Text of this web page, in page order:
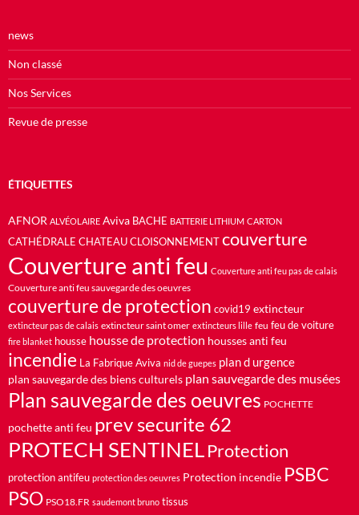
news
Non classé
Nos Services
Revue de presse
ÉTIQUETTES
AFNOR ALVÉOLAIRE Aviva BACHE BATTERIE LITHIUM CARTON
CATHÉDRALE CHATEAU CLOISONNEMENT couverture
Couverture anti feu Couverture anti feu pas de calais
Couverture anti feu sauvegarde des oeuvres
couverture de protection covid19 extincteur
extincteur pas de calais extincteur saint omer extincteurs lille feu feu de voiture
fire blanket housse housse de protection housses anti feu
incendie La Fabrique Aviva nid de guepes plan d urgence
plan sauvegarde des biens culturels plan sauvegarde des musées
Plan sauvegarde des oeuvres POCHETTE
pochette anti feu prev securite 62
PROTECH SENTINELProtection
protection antifeu protection des oeuvres Protection incendie PSBC
PSO PSO18.FR saudemont bruno tissus